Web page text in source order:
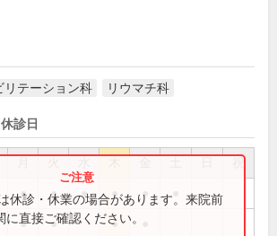
リテーション科 リウマチ科
診日
祝
● ● ● ● ●
● ● ●
休診・休業の場合があります。来院前
直接ご確認ください。